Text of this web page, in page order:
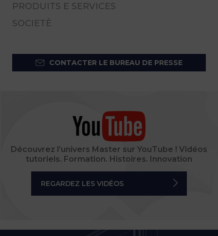
PRODUITS E SERVICES
SOCIETÈ
CONTACTER LE BUREAU DE PRESSE
Découvrez l’univers Master sur YouTube ! Vidéos
tutoriels. Formation. Histoires. Innovation
REGARDEZ LES VIDÉOS